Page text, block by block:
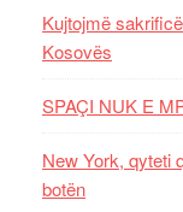
Kujtojmë
Kosovës
SPAÇI NUK E
New York, qyteti
botën